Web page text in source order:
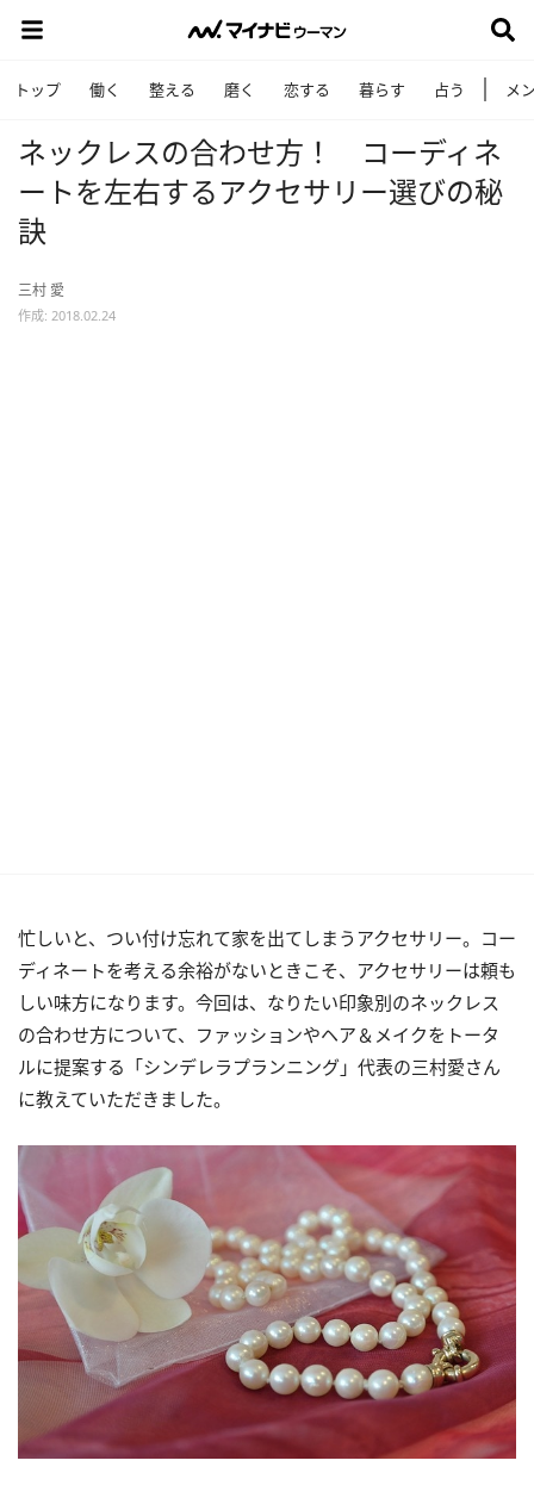
トップ 働く 整える 磨く 恋する 暮らす 占う メ
ネックレスの合わせ方！ コーディネ
ートを左右するアクセサリー選びの秘
訣
三村 愛
作成: 2018.02.24
忙しいと、つい付け忘れて家を出てしまうアクセサリー。コー
ディネートを考える余裕がないときこそ、アクセサリーは頼も
しい味方になります。今回は、なりたい印象別のネックレス
の合わせ方について、ファッションやヘア＆メイクをトータ
ルに提案する「シンデレラプランニング」代表の三村愛さん
に教えていただきました。